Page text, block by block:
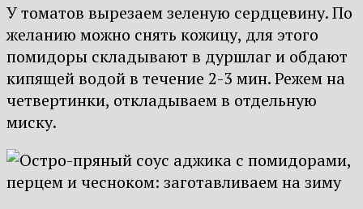
У томатов вырезаем зеленую сердцевину. По
желанию можно снять кожицу, для этого
помидоры складывают в дуршлаг и обдают
кипящей водой в течение 2-3 мин. Режем на
четвертинки, откладываем в отдельную
миску.